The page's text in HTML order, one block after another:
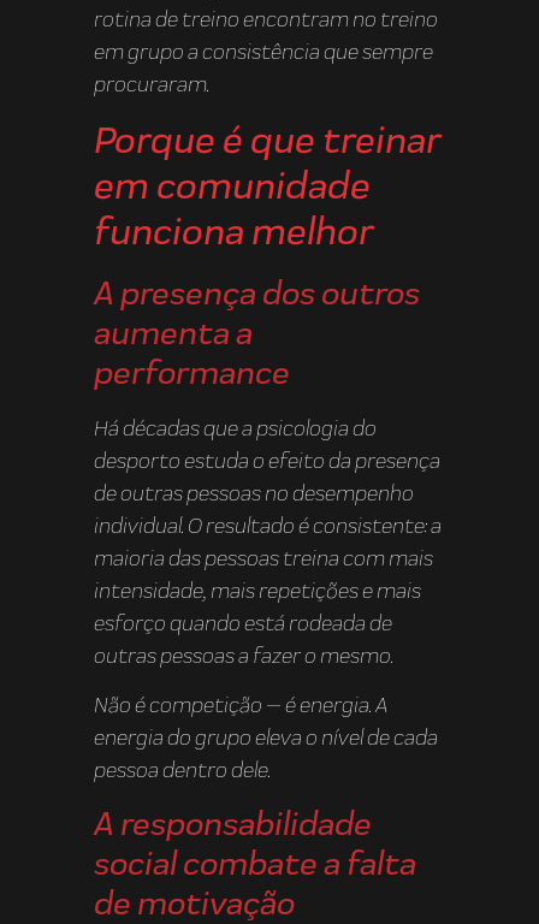
rotina de treino encontram no treino
em grupo a consistência que sempre
procuraram.
Porque é que treinar
em comunidade
funciona melhor
A presença dos outros
aumenta a
performance
Há décadas que a psicologia do
desporto estuda o efeito da presença
de outras pessoas no desempenho
individual. O resultado é consistente: a
maioria das pessoas treina com mais
intensidade, mais repetições e mais
esforço quando está rodeada de
outras pessoas a fazer o mesmo.
Não é competição — é energia. A
energia do grupo eleva o nível de cada
pessoa dentro dele.
A responsabilidade
social combate a falta
de motivação